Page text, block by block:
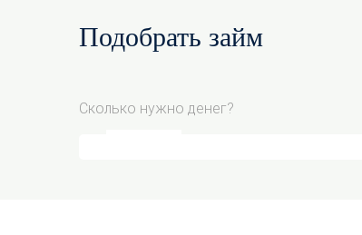
Подобрать займ
Сколько нужно денег?